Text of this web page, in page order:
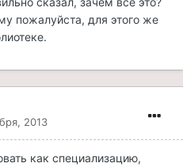
пожалуйста, для этого же
2013
как специализацию,